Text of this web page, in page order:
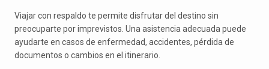
Viajar con respaldo te permite disfrutar del destino sin
preocuparte por imprevistos. Una asistencia adecuada puede
ayudarte en casos de enfermedad, accidentes, pérdida de
documentos o cambios en el itinerario.